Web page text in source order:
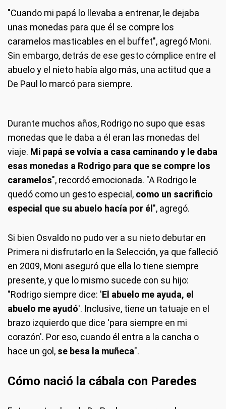
"Cuando mi papá lo llevaba a entrenar, le dejaba
unas monedas para que él se compre los
caramelos masticables en el buffet", agregó Moni.
Sin embargo, detrás de ese gesto cómplice entre el
abuelo y el nieto había algo más, una actitud que a
De Paul lo marcó para siempre.
Durante muchos años, Rodrigo no supo que esas
monedas que le daba a él eran las monedas del
viaje. Mi papá se volvía a casa caminando y le daba
esas monedas a Rodrigo para que se compre los
caramelos", recordó emocionada. "A Rodrigo le
quedó como un gesto especial, como un sacrificio
especial que su abuelo hacía por él ", agregó.
Si bien Osvaldo no pudo ver a su nieto debutar en
Primera ni disfrutarlo en la Selección, ya que falleció
en 2009, Moni aseguró que ella lo tiene siempre
presente, y que lo mismo sucede con su hijo:
"Rodrigo siempre dice: 'El abuelo me ayuda, el
abuelo me ayudó'. Inclusive, tiene un tatuaje en el
brazo izquierdo que dice 'para siempre en mi
corazón'. Por eso, cuando él entra a la cancha o
hace un gol, se besa la muñeca".
Cómo nació la cábala con Paredes